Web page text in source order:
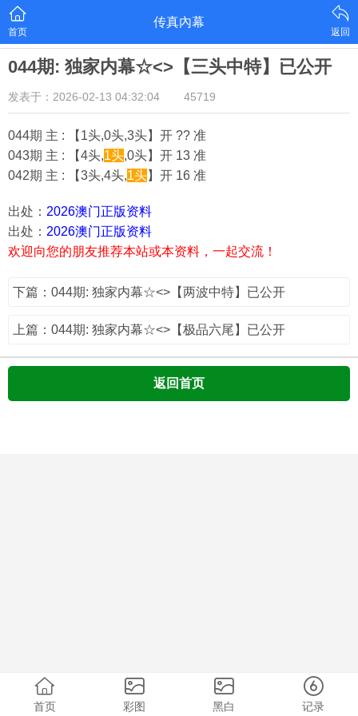
首页
传真內幕
返回
044期: 独家内幕☆<>【三头中特】已公开
发表于：2026-02-13 04:32:04 45719
044期 主 : 【1头,0头,3头】开 ?? 准
043期 主 : 【4头,1头,0头】开 13 准
042期 主 : 【3头,4头,1头】开 16 准
出处： 2026澳门正版资料
出处： 2026澳门正版资料
欢迎向您的朋友推荐本站或本资料，一起交流！
下篇：044期: 独家内幕☆<>【两波中特】已公开
上篇：044期: 独家内幕☆<>【极品六尾】已公开
返回首页
首页 彩图 黑白 记录